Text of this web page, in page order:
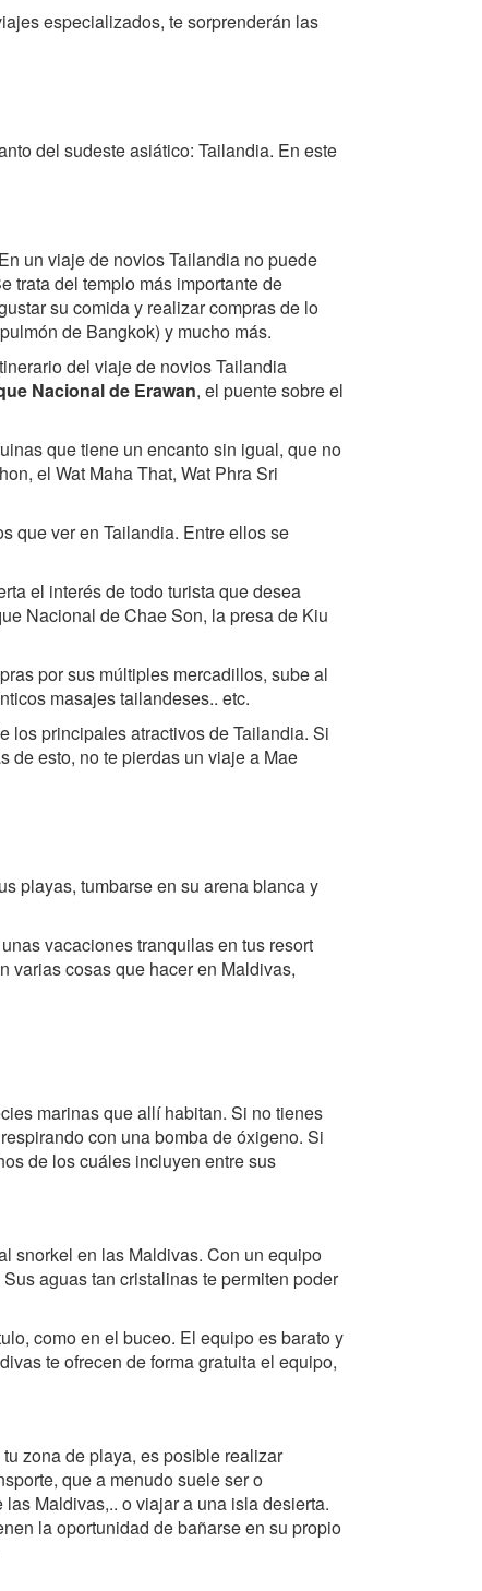
especializados, te sorprenderán las
del sudeste asiático: Tailandia. En este
un viaje de novios Tailandia no puede
trata del templo más importante de
su comida y realizar compras de lo
de Bangkok) y mucho más.
del viaje de novios Tailandia
Nacional de Erawan, el puente sobre el
que tiene un encanto sin igual, que no
el Wat Maha That, Wat Phra Sri
que ver en Tailandia. Entre ellos se
el interés de todo turista que desea
Nacional de Chae Son, la presa de Kiu
por sus múltiples mercadillos, sube al
masajes tailandeses.. etc.
los principales atractivos de Tailandia. Si
de esto, no te pierdas un viaje a Mae
playas, tumbarse en su arena blanca y
vacaciones tranquilas en tus resort
varias cosas que hacer en Maldivas,
marinas que allí habitan. Si no tienes
con una bomba de óxigeno. Si
de los cuáles incluyen entre sus
snorkel en las Maldivas. Con un equipo
aguas tan cristalinas te permiten poder
como en el buceo. El equipo es barato y
te ofrecen de forma gratuita el equipo,
zona de playa, es posible realizar
que a menudo suele ser o
Maldivas,.. o viajar a una isla desierta.
la oportunidad de bañarse en su propio